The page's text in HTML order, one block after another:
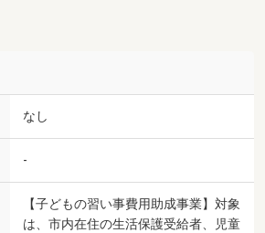
なし
-
【子どもの習い事費用助成事業】対象
は、市内在住の生活保護受給者、児童